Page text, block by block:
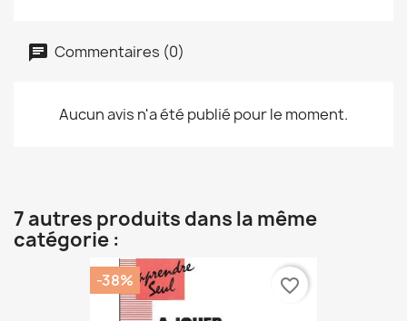
Commentaires (0)
Aucun avis n'a été publié pour le moment.
7 autres produits dans la même
catégorie :
-38% favorite_border